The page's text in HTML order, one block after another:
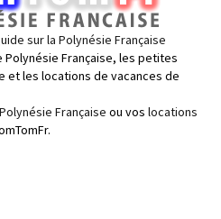
sur la Polynésie Française
Française, les petites
et les locations de vacances de
Française ou vos locations